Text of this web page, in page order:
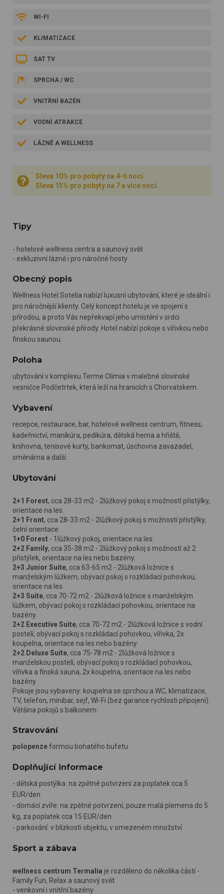
WI-FI
KLIMATIZACE
SAT TV
SPRCHA / WC
VNITŘNÍ BAZÉN
VODNÍ ATRAKCE
LÁZNĚ A WELLNESS
Sleva 10% pro pobyty na 4-6 nocí.
Sleva 15% pro pobyty na 7 a více nocí.
Tipy
- hotelové wellness centra a saunový svět
- exkluzivní lázně i pro náročné hosty
Obecný popis
Wellness Hotel Sotelia nabízí luxusní ubytování, které je ideální i
pro náročnější klienty. Celý koncept hotelu je ve spojení s
přírodou, a proto Vás nepřekvapí jeho umístění v srdci
překrásné slovinské přírody. Hotel nabízí pokoje s vířivkou nebo
finskou saunou.
Poloha
ubytování v komplexu Terme Olimia v malebné slovinské
vesničce Podčetrtek, která leží na hranicích s Chorvatskem.
Vybavení
recepce, restaurace, bar, hotelové wellness centrum, fitness,
kadeřnictví, manikúra, pedikúra, dětská herna a hřiště,
knihovna, tenisové kurty, bankomat, úschovna zavazadel,
směnárna a další.
Ubytování
2+1 Forest, cca 28-33 m2 - 2lůžkový pokoj s možností přistýlky,
orientace na les.
2+1 Front, cca 28-33 m2 - 2lůžkový pokoj s možností přistýlky,
čelní orientace.
1+0 Forest - 1lůžkový pokoj, orientace na les.
2+2 Family, cca 35-38 m2 - 2lůžkový pokoj s možností až 2
přistýlek, orientace na les nebo bazény.
2+3 Junior Suite, cca 63-65 m2 - 2lůžková ložnice s
manželským lůžkem, obývací pokoj s rozkládací pohovkou,
orientace na les.
2+3 Suite, cca 70-72 m2 - 2lůžková ložnice s manželským
lůžkem, obývací pokoj s rozkládací pohovkou, orientace na
bazény.
2+2 Executive Suite, cca 70-72 m2 - 2lůžková ložnice s vodní
postelí, obývací pokoj s rozkládací pohovkou, vířivka, 2x
koupelna, orientace na les nebo bazény.
2+2 Deluxe Suite, cca 75-78 m2 - 2lůžková ložnice s
manželskou postelí, obývací pokoj s rozkládací pohovkou,
vířivka a finská sauna, 2x koupelna, orientace na les nebo
bazény.
Pokoje jsou vybaveny: koupelna se sprchou a WC, klimatizace,
TV, telefon, minibar, sejf, Wi-Fi (bez garance rychlosti připojení).
Většina pokojů s balkonem.
Stravování
polopenzeformou bohatého bufetu.
Doplňující informace
- dětská postýlka: na zpětné potvrzení za poplatek cca 5
EUR/den
- domácí zvíře: na zpětné potvrzení, pouze malá plemena do 5
kg, za poplatek cca 15 EUR/den
- parkování: v blízkosti objektu, v omezeném množství
Sport a zábava
wellness centrum Termalia je rozděleno do několika částí -
Family Fun, Relax a saunový svět:
- venkovní i vnitřní bazény